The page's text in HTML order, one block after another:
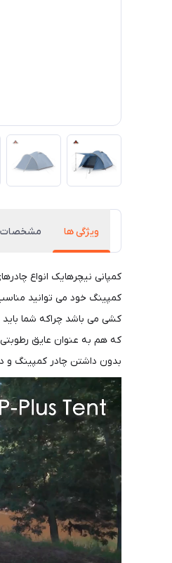
ویژگی ها مشخصات
کمپانی نیچرهایک انواع
کمپینگ خود می توانید
کشی می باشد چراکه شما باید
که هم به عنوان عایق
بدون داشتن چادر کمپینگ و